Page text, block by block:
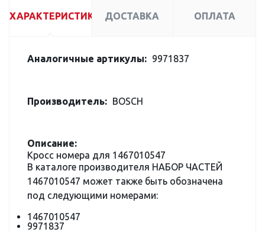
ХАРАКТЕРИСТИКИ ДОСТАВКА ОПЛАТА
Аналогичные артикулы: 9971837
Производитель: BOSCH
Описание:
Кросс номера для 1467010547
В каталоге производителя НАБОР ЧАСТЕЙ
1467010547 может также быть обозначена
под следующими номерами:
1467010547
9971837